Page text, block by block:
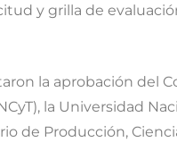
y grilla de
la aprobación del
la Universidad
de Producción,